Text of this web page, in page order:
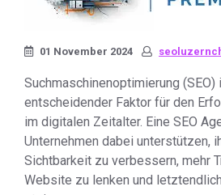
01 November 2024
Suchmaschinenoptimierung
entscheidender Faktor für den
im digitalen Zeitalter. Eine SEO
Unternehmen dabei unterstützen,
Sichtbarkeit zu verbessern, mehr
Website zu lenken und